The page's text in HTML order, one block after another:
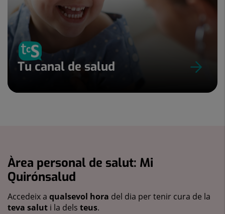
Tu canal de salud
Àrea personal de salut: Mi
Quirónsalud
Accedeix a qualsevol hora del dia per tenir cura de la
teva salut i la dels teus.